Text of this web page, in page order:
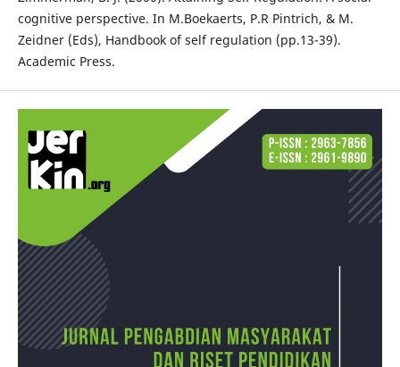
cognitive perspective. In M.Boekaerts, P.R Pintrich, & M.
Zeidner (Eds), Handbook of self regulation (pp.13-39).
Academic Press.